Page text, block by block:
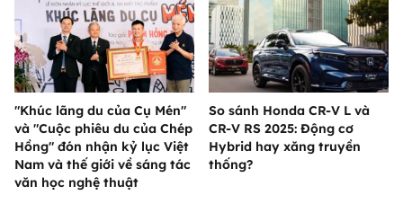
"Khúc lãng du của Cụ Mén"
và "Cuộc phiêu du của Chép
Hồng" đón nhận kỷ lục Việt
Nam và thế giới về sáng tác
văn học nghệ thuật
So sánh Honda CR-V L và
CR-V RS 2025: Động cơ
Hybrid hay xăng truyền
thống?